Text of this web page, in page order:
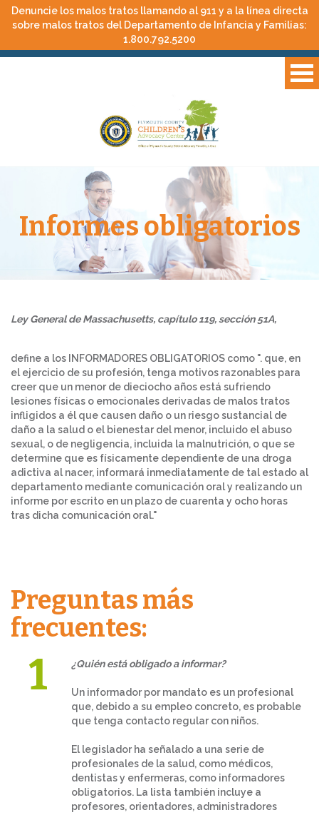
Denuncie los malos tratos llamando al 911 y a la línea directa
sobre malos tratos del Departamento de Infancia y Familias:
1.800.792.5200
Informes obligatorios
Ley General de Massachusetts, capítulo 119, sección 51A,
define a los INFORMADORES OBLIGATORIOS como ". que, en
el ejercicio de su profesión, tenga motivos razonables para
creer que un menor de dieciocho años está sufriendo
lesiones físicas o emocionales derivadas de malos tratos
infligidos a él que causen daño o un riesgo sustancial de
daño a la salud o el bienestar del menor, incluido el abuso
sexual, o de negligencia, incluida la malnutrición, o que se
determine que es físicamente dependiente de una droga
adictiva al nacer, informará inmediatamente de tal estado al
departamento mediante comunicación oral y realizando un
informe por escrito en un plazo de cuarenta y ocho horas
tras dicha comunicación oral."
Preguntas más
frecuentes:
¿Quién está obligado a informar?
Un informador por mandato es un profesional
que, debido a su empleo concreto, es probable
que tenga contacto regular con niños.
El legislador ha señalado a una serie de
profesionales de la salud, como médicos,
dentistas y enfermeras, como informadores
obligatorios. La lista también incluye a
profesores, orientadores, administradores